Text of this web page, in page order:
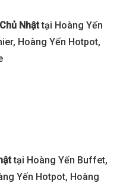
Nhậttại Hoàng Yến
Hoàng Yến Hotpot,
tại Hoàng Yến Buffet,
Yến Hotpot, Hoàng